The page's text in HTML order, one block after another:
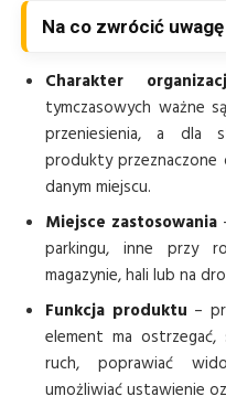
Na co zwrócić
Charakter
tymczasowych ważne
przeniesienia, a dla
produkty przeznaczone
danym miejscu.
Miejsce zastosowania
parkingu, inne przy
magazynie, hali lub na
Funkcja produktu –
element ma ostrzegać,
ruch, poprawiać
umożliwiać ustawienie